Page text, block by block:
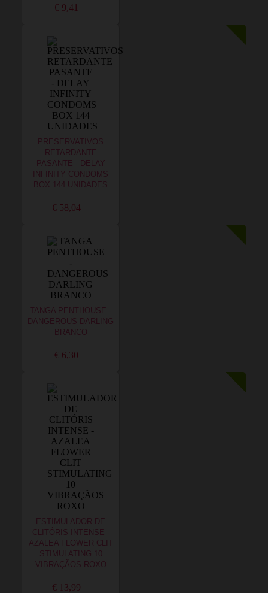
€ 9,41
PRESERVATIVOS
RETARDANTE
PASANTE - DELAY
INFINITY CONDOMS
BOX 144 UNIDADES
€ 58,04
TANGA PENTHOUSE -
DANGEROUS DARLING
BRANCO
€ 6,30
ESTIMULADOR DE
CLITÓRIS INTENSE -
AZALEA FLOWER CLIT
STIMULATING 10
VIBRAÇÃOS ROXO
€ 13,99